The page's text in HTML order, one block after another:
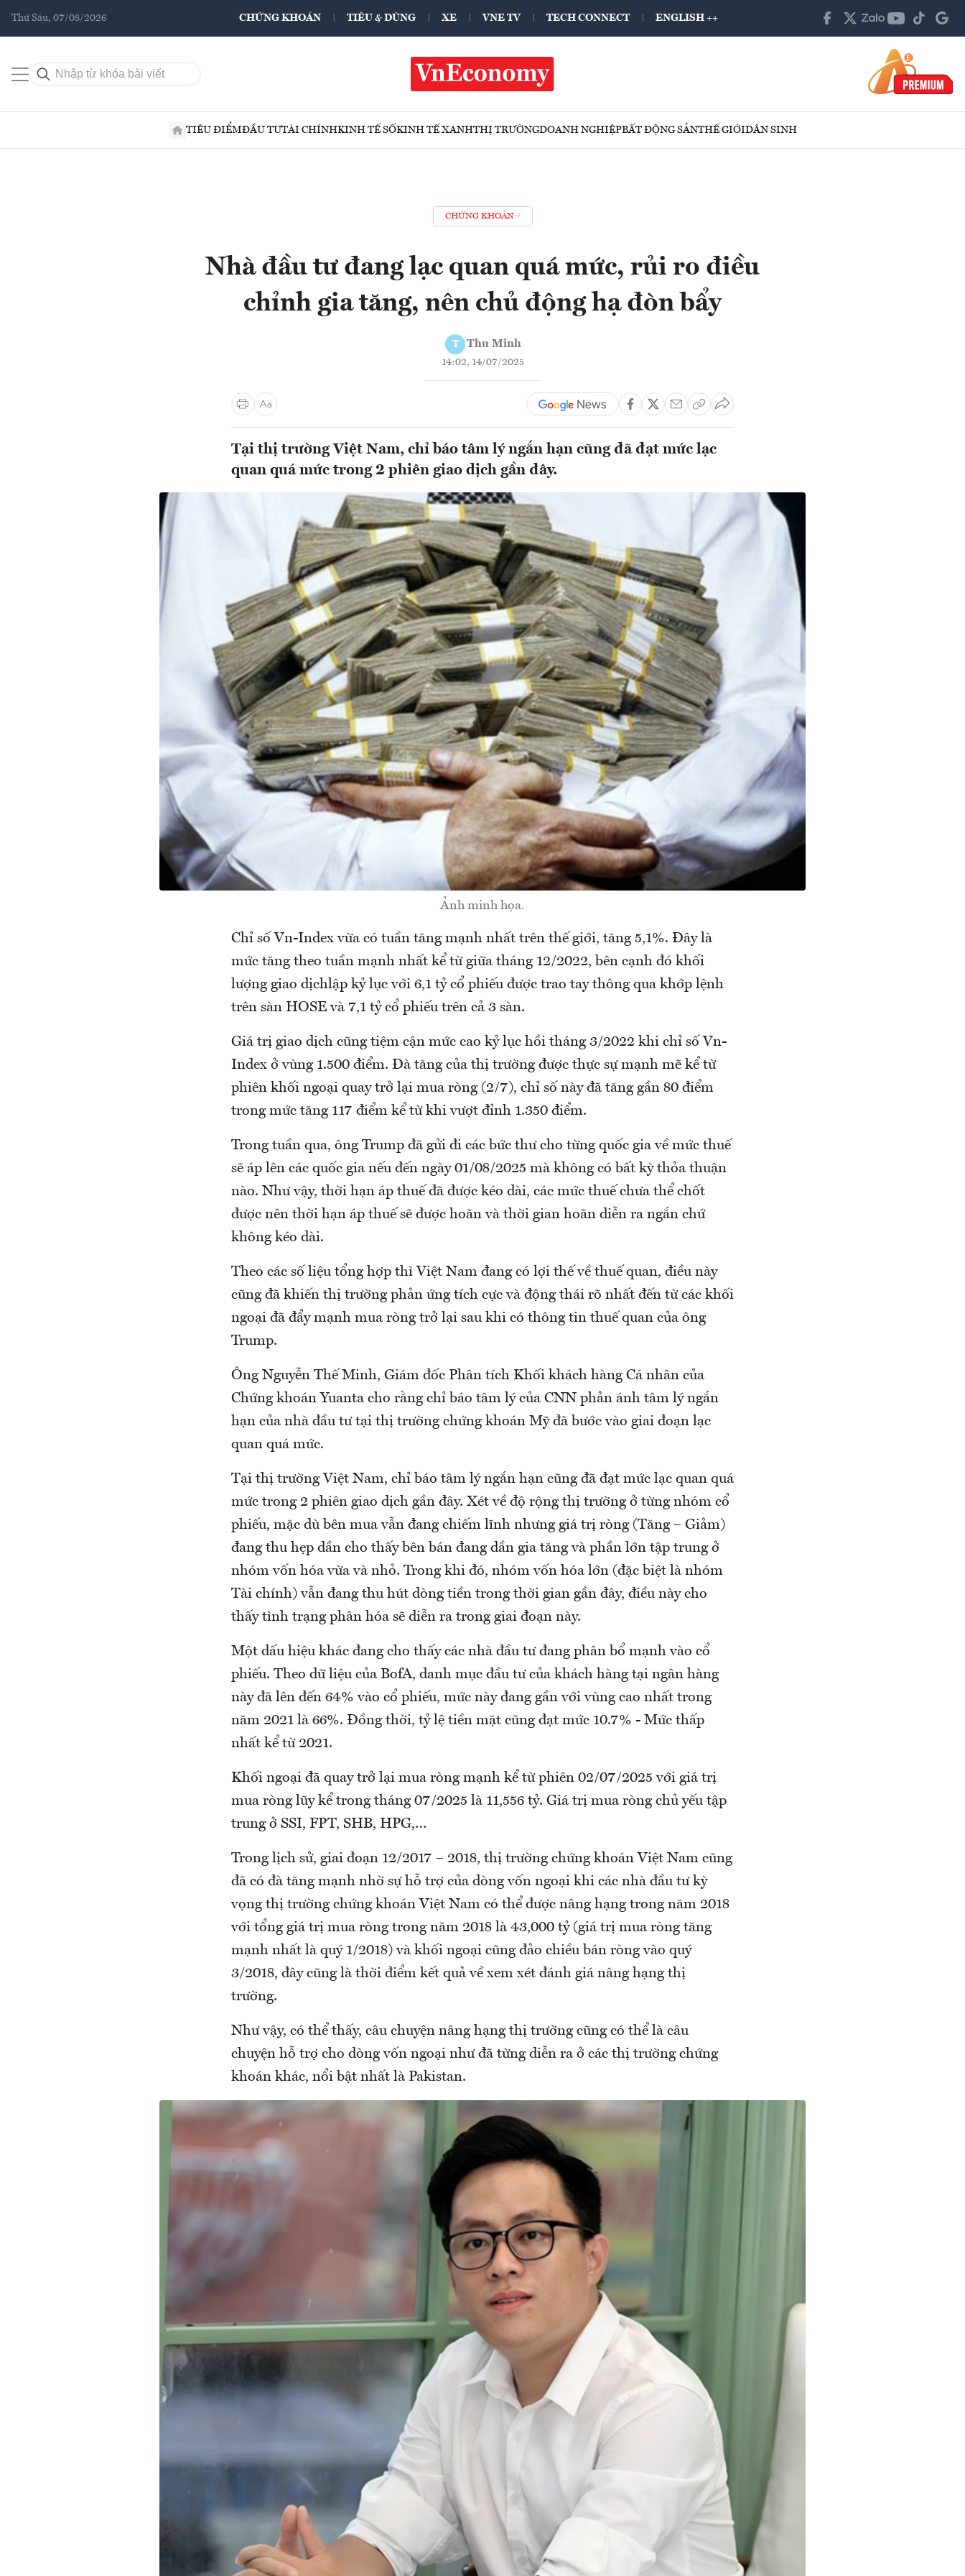
Thứ Sáu, 07/08/2026 CHỨNG KHOÁN TIÊU & DÙNG XE VNE TV TECH CONNECT ENGLISH ++
TIÊU ĐIỂMĐẦU TƯTÀI CHÍNHKINH TẾ SỐKINH TẾ XANHTHỊ TRƯỜNGDOANH NGHIỆPBẤT ĐỘNG SẢNTHẾ GIỚIDÂN SINH
CHỨNG KHOÁN
Nhà đầu tư đang lạc quan quá mức, rủi ro điều
chỉnh gia tăng, nên chủ động hạ đòn bẩy
T Thu Minh
14:02, 14/07/2025
Tại thị trường Việt Nam, chỉ báo tâm lý ngắn hạn cũng đã đạt mức lạc
quan quá mức trong 2 phiên giao dịch gần đây.
Ảnh minh họa.
Chỉ số Vn-Index vừa có tuần tăng mạnh nhất trên thế giới, tăng 5,1%. Đây là
mức tăng theo tuần mạnh nhất kể từ giữa tháng 12/2022, bên cạnh đó khối
lượng giao dịchlập kỷ lục với 6,1 tỷ cổ phiếu được trao tay thông qua khớp lệnh
trên sàn HOSE và 7,1 tỷ cổ phiếu trên cả 3 sàn.
Giá trị giao dịch cũng tiệm cận mức cao kỷ lục hồi tháng 3/2022 khi chỉ số Vn-
Index ở vùng 1.500 điểm. Đà tăng của thị trường được thực sự mạnh mẽ kể từ
phiên khối ngoại quay trở lại mua ròng (2/7), chỉ số này đã tăng gần 80 điểm
trong mức tăng 117 điểm kể từ khi vượt đỉnh 1.350 điểm.
Trong tuần qua, ông Trump đã gửi đi các bức thư cho từng quốc gia về mức thuế
sẽ áp lên các quốc gia nếu đến ngày 01/08/2025 mà không có bất kỳ thỏa thuận
nào. Như vậy, thời hạn áp thuế đã được kéo dài, các mức thuế chưa thể chốt
được nên thời hạn áp thuế sẽ được hoãn và thời gian hoãn diễn ra ngắn chứ
không kéo dài.
Theo các số liệu tổng hợp thì Việt Nam đang có lợi thế về thuế quan, điều này
cũng đã khiến thị trường phản ứng tích cực và động thái rõ nhất đến từ các khối
ngoại đã đẩy mạnh mua ròng trở lại sau khi có thông tin thuế quan của ông
Trump.
Ông Nguyễn Thế Minh, Giám đốc Phân tích Khối khách hàng Cá nhân của
Chứng khoán Yuanta cho rằng chỉ báo tâm lý của CNN phản ánh tâm lý ngắn
hạn của nhà đầu tư tại thị trường chứng khoán Mỹ đã bước vào giai đoạn lạc
quan quá mức.
Tại thị trường Việt Nam, chỉ báo tâm lý ngắn hạn cũng đã đạt mức lạc quan quá
mức trong 2 phiên giao dịch gần đây. Xét về độ rộng thị trường ở từng nhóm cổ
phiếu, mặc dù bên mua vẫn đang chiếm lĩnh nhưng giá trị ròng (Tăng – Giảm)
đang thu hẹp dần cho thấy bên bán đang dần gia tăng và phần lớn tập trung ở
nhóm vốn hóa vừa và nhỏ. Trong khi đó, nhóm vốn hóa lớn (đặc biệt là nhóm
Tài chính) vẫn đang thu hút dòng tiền trong thời gian gần đây, điều này cho
thấy tình trạng phân hóa sẽ diễn ra trong giai đoạn này.
Một dấu hiệu khác đang cho thấy các nhà đầu tư đang phân bổ mạnh vào cổ
phiếu. Theo dữ liệu của BofA, danh mục đầu tư của khách hàng tại ngân hàng
này đã lên đến 64% vào cổ phiếu, mức này đang gần với vùng cao nhất trong
năm 2021 là 66%. Đồng thời, tỷ lệ tiền mặt cũng đạt mức 10.7% - Mức thấp
nhất kể từ 2021.
Khối ngoại đã quay trở lại mua ròng mạnh kể từ phiên 02/07/2025 với giá trị
mua ròng lũy kể trong tháng 07/2025 là 11,556 tỷ. Giá trị mua ròng chủ yếu tập
trung ở SSI, FPT, SHB, HPG,…
Trong lịch sử, giai đoạn 12/2017 – 2018, thị trường chứng khoán Việt Nam cũng
đã có đà tăng mạnh nhờ sự hỗ trợ của dòng vốn ngoại khi các nhà đầu tư kỳ
vọng thị trường chứng khoán Việt Nam có thể được nâng hạng trong năm 2018
với tổng giá trị mua ròng trong năm 2018 là 43,000 tỷ (giá trị mua ròng tăng
mạnh nhất là quý 1/2018) và khối ngoại cũng đảo chiều bán ròng vào quý
3/2018, đây cũng là thời điểm kết quả về xem xét đánh giá nâng hạng thị
trường.
Như vậy, có thể thấy, câu chuyện nâng hạng thị trường cũng có thể là câu
chuyện hỗ trợ cho dòng vốn ngoại như đã từng diễn ra ở các thị trường chứng
khoán khác, nổi bật nhất là Pakistan.